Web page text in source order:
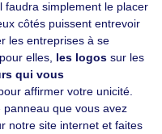
faudra simplement le placer
côtés puissent entrevoir
les entreprises à se
elles, les logos sur les
qui vous
affirmer votre unicité.
que vous avez
notre site internet et faites